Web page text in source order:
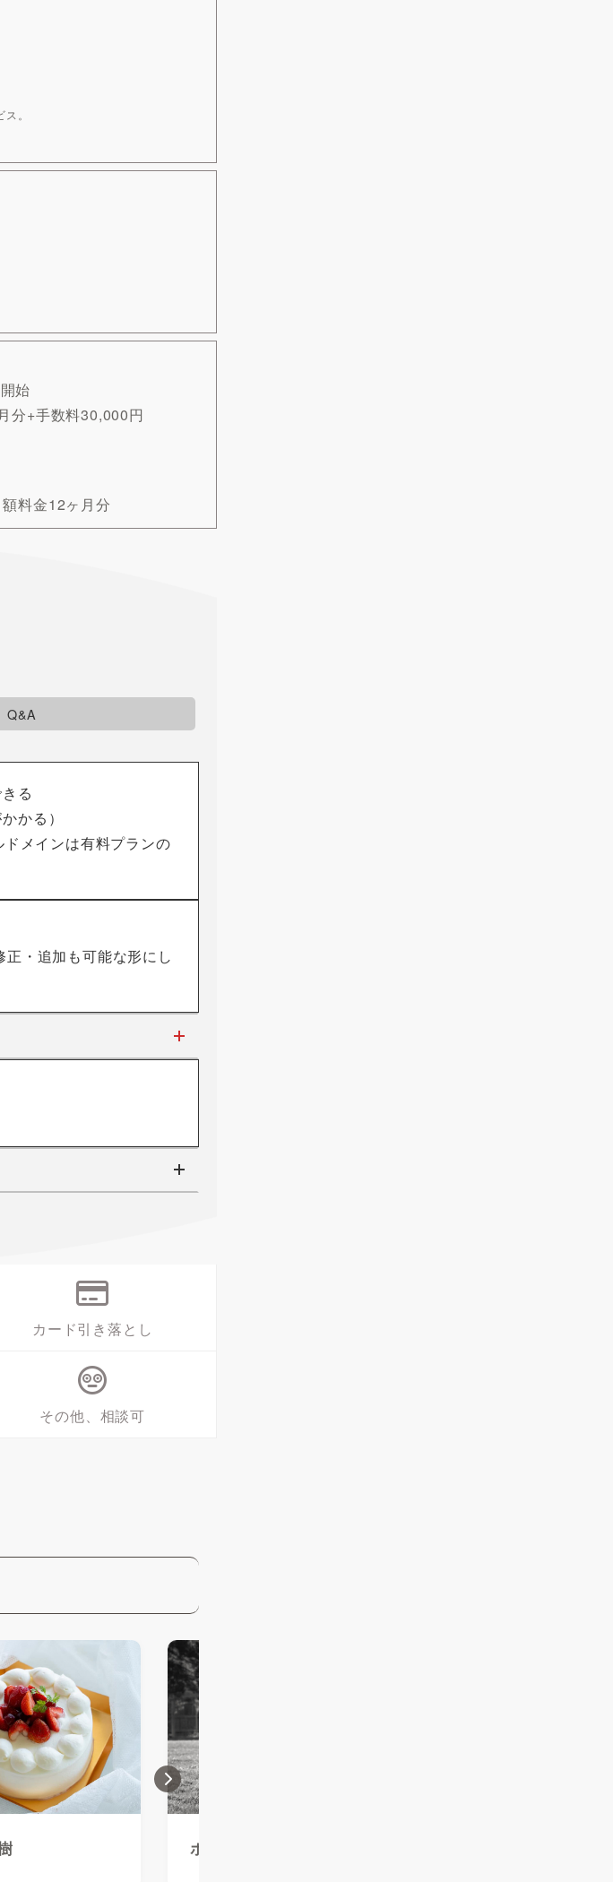
。
始
分+手数料30,000円
料金12ヶ月分
Q&A
る
かる）
メインは有料プランの
正・追加も可能な形にし
カード引き落とし
その他、相談可
ホームページ制作について
Next